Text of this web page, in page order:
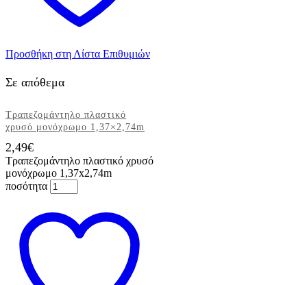
Προσθήκη στη Λίστα Επιθυμιών
Σε απόθεμα
Τραπεζομάντηλο πλαστικό
χρυσό μονόχρωμο 1,37×2,74m
2,49€
Τραπεζομάντηλο πλαστικό χρυσό
μονόχρωμο 1,37x2,74m
ποσότητα